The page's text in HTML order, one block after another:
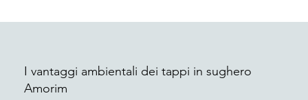
I vantaggi ambientali dei tappi in sughero
Amorim